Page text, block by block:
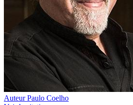
Auteur Paulo Coelho